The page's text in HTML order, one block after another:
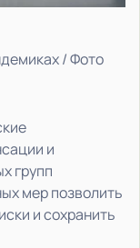
/ Фото
и
групп
мер позволить
и сохранить